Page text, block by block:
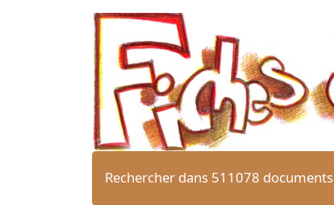
Rechercher dans 511078 documents